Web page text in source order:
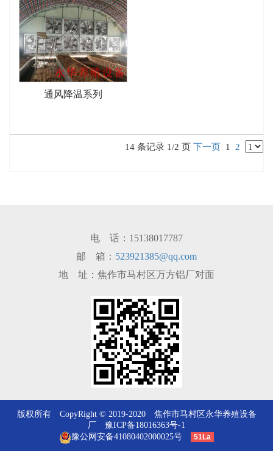
通风降温系列
14 条记录 1/2 页 下一页 1 2
电 话：15138017787
邮 箱： 523921385@qq.com
地 址：焦作市马村区万方铝厂对面
版权所有 CopyRight © 2019-2020 焦作市马村区永华养殖设备
厂 豫ICP备18016363号-1
豫公网安备41080402000025号
51La